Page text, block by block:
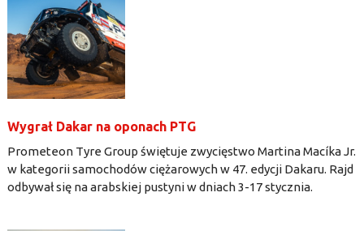
Wygrał Dakar na oponach PTG
Prometeon Tyre Group świętuje zwycięstwo Martina Macíka Jr.
w kategorii samochodów ciężarowych w 47. edycji Dakaru. Rajd
odbywał się na arabskiej pustyni w dniach 3-17 stycznia.